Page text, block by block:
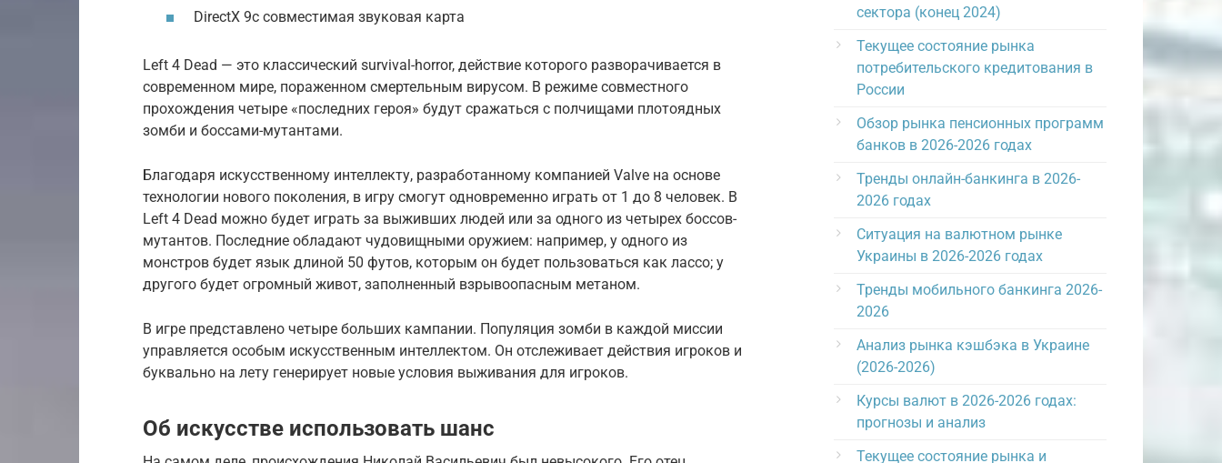
DirectX 9c совместимая звуковая карта
Left 4 Dead — это классический survival-horror, действие которого разворачивается в
современном мире, пораженном смертельным вирусом. В режиме совместного
прохождения четыре «последних героя» будут сражаться с полчищами плотоядных
зомби и боссами-мутантами.
Благодаря искусственному интеллекту, разработанному компанией Valve на основе
технологии нового поколения, в игру смогут одновременно играть от 1 до 8 человек. В
Left 4 Dead можно будет играть за выживших людей или за одного из четырех боссов-
мутантов. Последние обладают чудовищными оружием: например, у одного из
монстров будет язык длиной 50 футов, которым он будет пользоваться как лассо; у
другого будет огромный живот, заполненный взрывоопасным метаном.
В игре представлено четыре больших кампании. Популяция зомби в каждой миссии
управляется особым искусственным интеллектом. Он отслеживает действия игроков и
буквально на лету генерирует новые условия выживания для игроков.
Об искусстве использовать шанс
сектора (конец 2024)
Текущее состояние рынка
потребительского кредитования в
России
Обзор рынка пенсионных программ
банков в 2026-2026 годах
Тренды онлайн-банкинга в 2026-
2026 годах
Ситуация на валютном рынке
Украины в 2026-2026 годах
Тренды мобильного банкинга 2026-
2026
Анализ рынка кэшбэка в Украине
(2026-2026)
Курсы валют в 2026-2026 годах:
прогнозы и анализ
Текущее состояние рынка и